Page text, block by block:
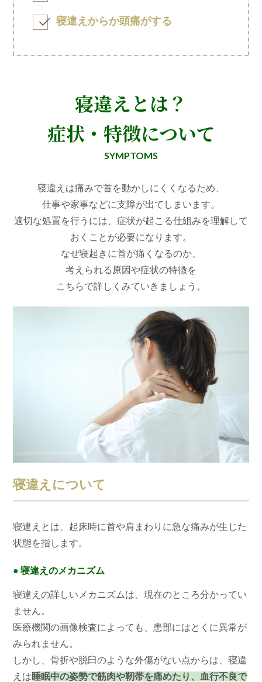
寝違えからか頭痛がする
寝違えとは？
症状・特徴について
SYMPTOMS
寝違えは痛みで首を動かしにくくなるため、
仕事や家事などに支障が出てしまいます。
適切な処置を行うには、症状が起こる仕組みを理解して
おくことが必要になります。
なぜ寝起きに首が痛くなるのか、
考えられる原因や症状の特徴を
こちらで詳しくみていきましょう。
寝違えについて
寝違えとは、起床時に首や肩まわりに急な痛みが生じた
状態を指します。
● 寝違えのメカニズム
寝違えの詳しいメカニズムは、現在のところ分かってい
ません。
医療機関の画像検査によっても、患部にはとくに異常が
みられません。
しかし、骨折や脱臼のような外傷がない点からは、寝違
えは睡眠中の姿勢で筋肉や靭帯を痛めたり、血行不良で